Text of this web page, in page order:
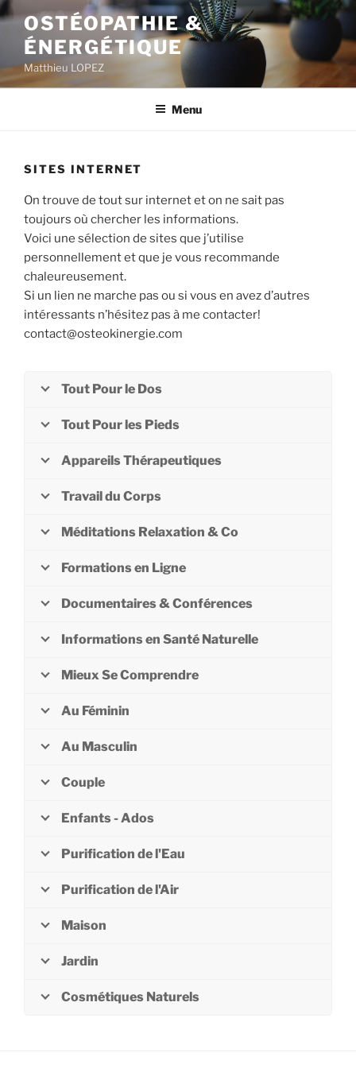
Aller
contenu
principal
OSTÉOPATHIE &
ÉNERGÉTIQUE
Matthieu LOPEZ
Menu
SITES INTERNET
On trouve de tout sur internet et on ne sait pas
toujours où chercher les informations.
Voici une sélection de sites que j’utilise
personnellement et que je vous recommande
chaleureusement.
Si un lien ne marche pas ou si vous en avez d’autres
intéressants n’hésitez pas à me contacter!
contact@osteokinergie.com
Tout Pour le Dos
Tout Pour les Pieds
Appareils Thérapeutiques
Travail du Corps
Méditations Relaxation & Co
Formations en Ligne
Documentaires & Conférences
Informations en Santé Naturelle
Mieux Se Comprendre
Au Féminin
Au Masculin
Couple
Enfants - Ados
Purification de l'Eau
Purification de l'Air
Maison
Jardin
Cosmétiques Naturels